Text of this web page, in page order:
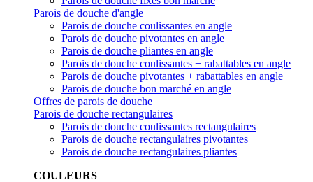
Parois de douche d'angle
Parois de douche coulissantes en angle
Parois de douche pivotantes en angle
Parois de douche pliantes en angle
Parois de douche coulissantes + rabattables en angle
Parois de douche pivotantes + rabattables en angle
Parois de douche bon marché en angle
Offres de parois de douche
Parois de douche rectangulaires
Parois de douche coulissantes rectangulaires
Parois de douche rectangulaires pivotantes
Parois de douche rectangulaires pliantes
COULEURS